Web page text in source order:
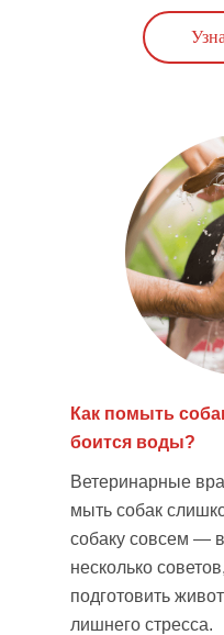
Как помыть
боится воды?
Ветеринарные
мыть собак
собаку совсем —
несколько
подготовить
лишнего стресса.